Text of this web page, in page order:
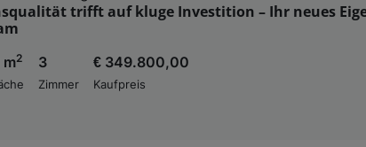
trifft auf kluge Investition – Ihr neues
2
3
Zimmer
€ 349.800,00
Kaufpreis